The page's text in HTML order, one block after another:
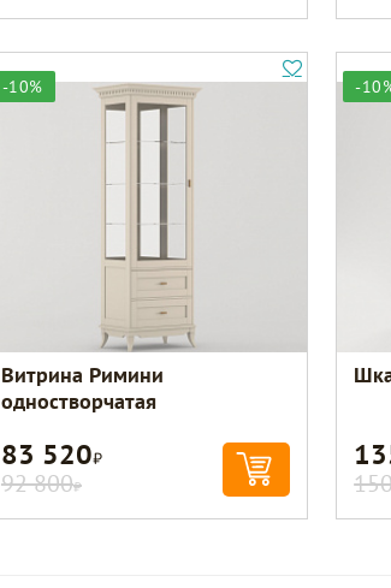
-10%
Витрина Римини
одностворчатая
83 520Р
92 800Р
-